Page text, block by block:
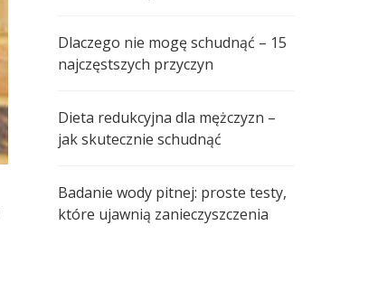
Dlaczego nie mogę schudnąć – 15
najczęstszych przyczyn
Dieta redukcyjna dla mężczyzn –
jak skutecznie schudnąć
Badanie wody pitnej: proste testy,
które ujawnią zanieczyszczenia